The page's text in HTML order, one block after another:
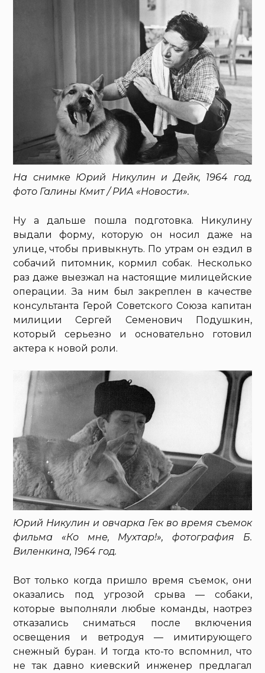
На снимке Юрий Никулин и Дейк, 1964 год,
фото Галины Кмит / РИА «Новости».
Ну а дальше пошла подготовка. Никулину
выдали форму, которую он носил даже на
улице, чтобы привыкнуть. По утрам он ездил в
собачий питомник, кормил собак. Несколько
раз даже выезжал на настоящие милицейские
операции. За ним был закреплен в качестве
консультанта Герой Советского Союза капитан
милиции Сергей Семенович Подушкин,
который серьезно и основательно готовил
актера к новой роли.
Юрий Никулин и овчарка Гек во время съемок
фильма «Ко мне, Мухтар!», фотография Б.
Виленкина, 1964 год.
Вот только когда пришло время съемок, они
оказались под угрозой срыва — собаки,
которые выполняли любые команды, наотрез
отказались сниматься после включения
освещения и ветродуя — имитирующего
снежный буран. И тогда кто-то вспомнил, что
не так давно киевский инженер предлагал